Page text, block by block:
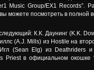
Music Group/EX1 Records”.
можете посмотреть в полной
К.К. Даунинг (K.K.
(A.J. Mills) из Hostile на
(Sean Elg) из Deathriders
Priest в официальном